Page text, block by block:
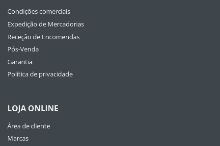
Condições comerciais
Expedição de Mercadorias
Receção de Encomendas
Pós-Venda
Garantia
Política de privacidade
LOJA ONLINE
Área de cliente
Marcas